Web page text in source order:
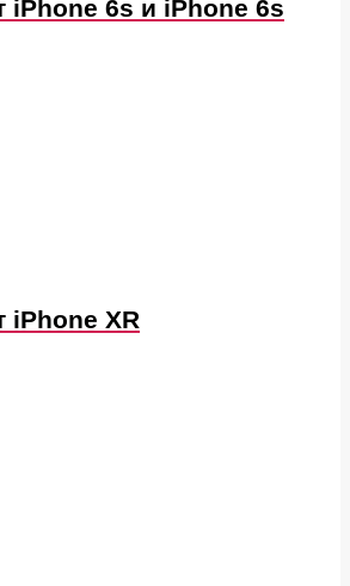
iPhone 6s и iPhone 6s
iPhone XR